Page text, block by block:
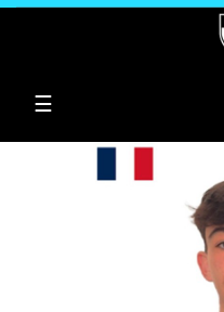
Navegación
palanca
☰